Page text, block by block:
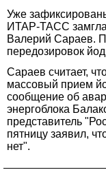
Уже
ИТАР-ТАСС
Валерий Сараев.
передозировок
Сараев считает,
массовый прием
сообщение об
энергоблока
представитель
пятницу заявил,
нет".